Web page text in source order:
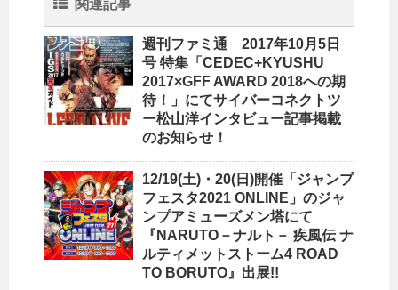
関連記事
週刊ファミ通 2017年10月5日
号 特集「CEDEC+KYUSHU
2017×GFF AWARD 2018への期
待！」にてサイバーコネクトツ
ー松山洋インタビュー記事掲載
のお知らせ！
12/19(土)・20(日)開催「ジャンプ
フェスタ2021 ONLINE」のジャ
ンプアミューズメン塔にて
『NARUTO－ナルト－ 疾風伝 ナ
ルティメットストーム4 ROAD
TO BORUTO』出展!!